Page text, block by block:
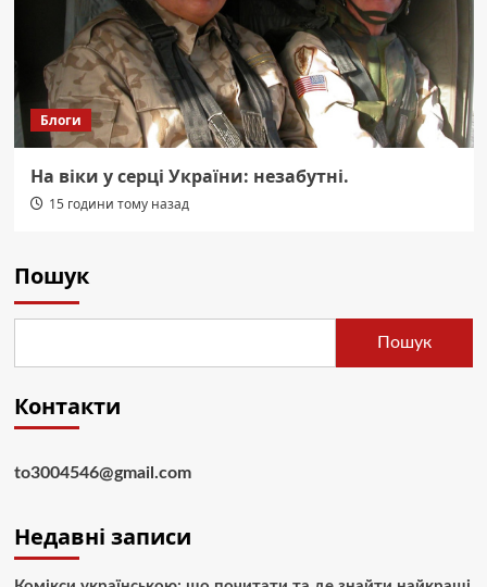
Блоги
На віки у серці України: незабутні.
15 години тому назад
Пошук
Пошук
Контакти
to3004546@gmail.com
Недавні записи